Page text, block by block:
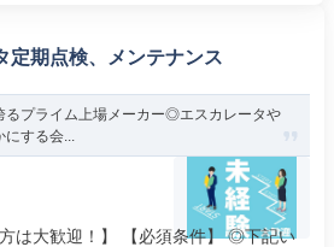
定期点検、メンテナンス
プライム上場メーカー◎エスカレータや
にする会...
は大歓迎！】 【必須条件】 ◎下記い